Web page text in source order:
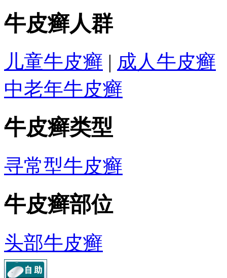
牛皮癣人群
儿童牛皮癣 | 成人牛皮癣
中老年牛皮癣
牛皮癣类型
寻常型牛皮癣
牛皮癣部位
头部牛皮癣